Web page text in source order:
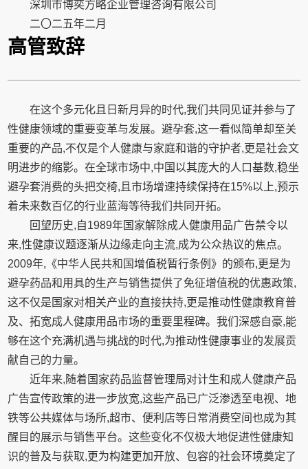
深圳市博奕方略企业管理咨询有限公司
二〇二五年二月
高管致辞
在这个多元化且日新月异的时代,我们共同见证并参与了
性健康领域的重要变革与发展。避孕套,这一看似简单却至关
重要的产品,不仅是个人健康与家庭和谐的守护者,更是社会文
明进步的缩影。在全球市场中,中国以其庞大的人口基数,稳坐
避孕套消费的头把交椅,且市场增速持续保持在15%以上,预示
着未来数百亿的行业蓝海等待我们共同开拓。
回望历史,自1989年国家解除成人健康用品广告禁令以
来,性健康议题逐渐从边缘走向主流,成为公众热议的焦点。
2009年,《中华人民共和国增值税暂行条例》的颁布,更是为
避孕药品和用具的生产与销售提供了免征增值税的优惠政策,
这不仅是国家对相关产业的直接扶持,更是推动性健康教育普
及、拓宽成人健康用品市场的重要里程碑。我们深感自豪,能
够在这个充满机遇与挑战的时代,为推动性健康事业的发展贡
献自己的力量。
近年来,随着国家药品监督管理局对计生和成人健康产品
广告宣传政策的进一步放宽,这些产品已广泛渗透至电视、地
铁等公共媒体与场所,超市、便利店等日常消费空间也成为其
醒目的展示与销售平台。这些变化不仅极大地促进性健康知
识的普及与获取,更为构建更加开放、包容的社会环境奠定了